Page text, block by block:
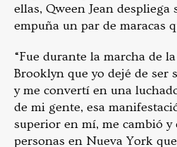
ellas, Qween Jean
empuña un par de maracas
“Fue durante la marcha de
Brooklyn que yo dejé de ser
y me convertí en una
de mi gente, esa
superior en mí, me cambió y
personas en Nueva York